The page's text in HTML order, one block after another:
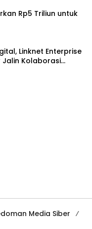
Rp5 Triliun untuk
Linknet Enterprise
Jalin Kolaborasi
Media Siber